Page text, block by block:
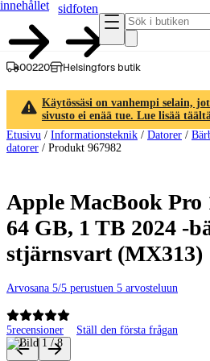
innehållet
sidfoten
00220 Helsingfors butik
Käytössäsi on vanhempi selain,
sivusto ei enää tue. Lue lisää
Etusivu / Informationsteknik / Datorer /
datorer / Produkt 967982
Apple MacBook
64 GB, 1 TB 2024 -
stjärnsvart (MX313)
Arvosana 5/5 perustuen 5 arvosteluun
5recensioner Ställ den första frågan